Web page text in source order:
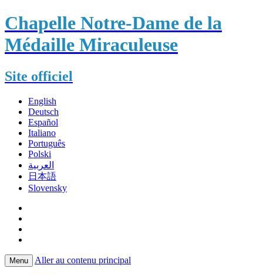
Chapelle Notre-Dame de la
Médaille Miraculeuse
Site officiel
English
Deutsch
Español
Italiano
Português
Polski
العربية
日本語
Slovensky
Menu Aller au contenu principal